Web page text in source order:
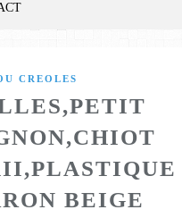
CREOLES
BEIGE